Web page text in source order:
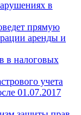
в
прямую
аренды и
в налоговых
учета
01.07.2017